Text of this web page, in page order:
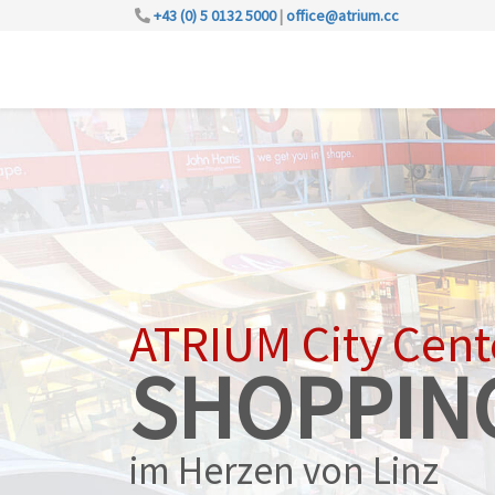
+43 (0) 5 0132 5000|office@atrium.cc
ATRIUM City
im Herzen von Linz